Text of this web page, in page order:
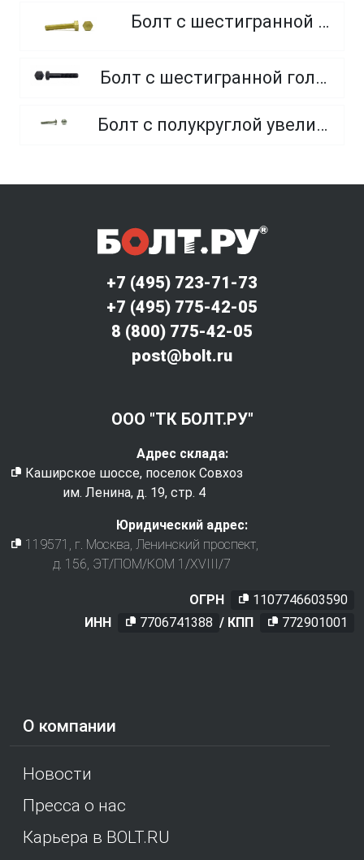
Болт с шестигранной головкой, из латуни
Болт с шестигранной головкой, неполная резьба, класс прочности 10.9 и 12.9
Болт с полукруглой увеличенной головкой и усом класса точности C (мебельный)
О компании
Новости
Пресса о нас
Карьера в BOLT.RU
+7 (495) 723-71-73
+7 (495) 775-42-05
8 (800) 775-42-05
post@bolt.ru
ООО "ТК БОЛТ.РУ"
Адрес склада:
Каширское шоссе, поселок Совхоз
им. Ленина, д. 19, стр. 4
Юридический адрес:
119571
, г. Москва Ленинский проспект,
д. 156, ЭТ/ПОМ/КОМ 1/XVIII/7
ОГРН
1107746603590
ИНН
7706741388 / КПП 772901001